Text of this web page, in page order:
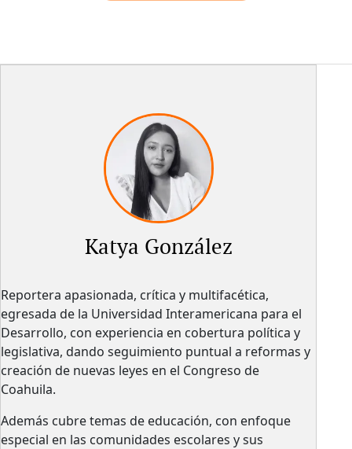
Katya González
Reportera apasionada, crítica y multifacética,
egresada de la Universidad Interamericana para el
Desarrollo, con experiencia en cobertura política y
legislativa, dando seguimiento puntual a reformas y
creación de nuevas leyes en el Congreso de
Coahuila.
Además cubre temas de educación, con enfoque
especial en las comunidades escolares y sus